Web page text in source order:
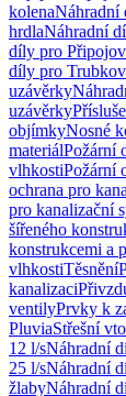
kolenaNáhradní
hrdlaNáhradní
díly pro
díly pro
uzávěrky
uzávěrky
objímkyNosné
materiálPožární
vlhkostiPožární
ochrana pro
pro kanalizační
šířeného
konstrukcemi a
vlhkostiTěsnění
kanalizaci
ventilyPrvky k
PluviaStřešní
12 l/sNáhradní
25 l/sNáhradní
žlabyNáhradní